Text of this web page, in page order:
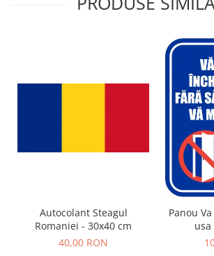
Autocolant Steagul
Romaniei - 30x40 cm
40,00 RON
Panou
usa